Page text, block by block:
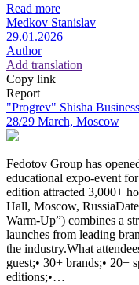
Read more
Medkov Stanislav
29.01.2026
Author
Add translation
Copy link
Report
"Progrev" Shisha
28/29 March, Moscow
Fedotov Group has
educational expo-event
edition attracted 3,000+
Hall, Moscow,
Warm-Up”) combines a
launches from leading
the industry.What
guest;• 30+ brands;• 20+
editions;•…